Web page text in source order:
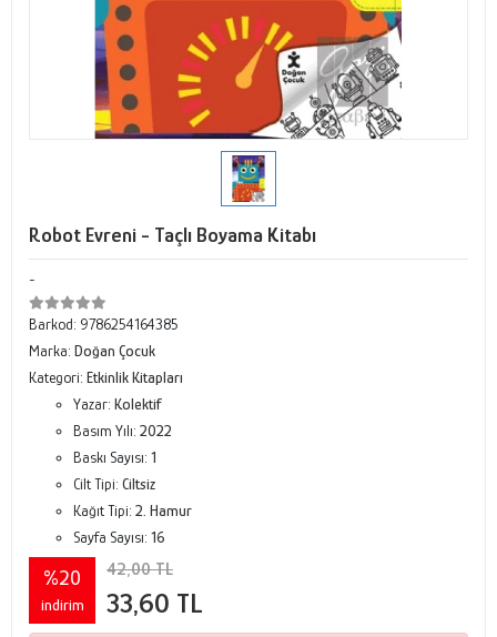
Robot Evreni - Taçlı Boyama Kitabı
-
Barkod: 9786254164385
Marka: Doğan Çocuk
Kategori: Etkinlik Kitapları
Yazar: Kolektif
Basım Yılı: 2022
Baskı Sayısı: 1
Cilt Tipi: Ciltsiz
Kağıt Tipi: 2. Hamur
Sayfa Sayısı: 16
%20
indirim
42,00 TL
33,60 TL